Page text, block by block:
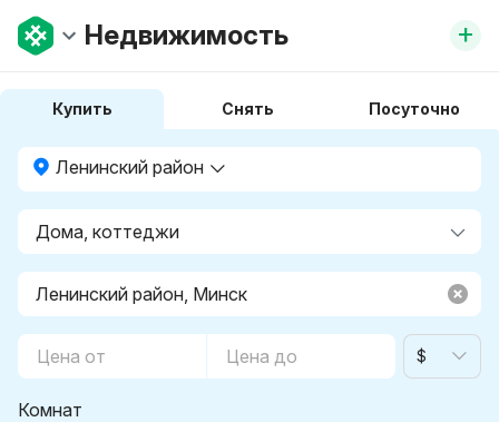
Недвижимость +
Купить Снять Посуточно
Ленинский район
$
Комнат